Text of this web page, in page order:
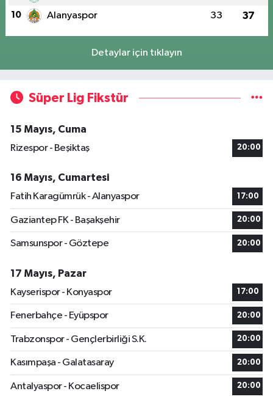
10 Alanyaspor 33 37
Detaylar için tıklayın
Süper Lig Fikstür
15 Mayıs, Cuma
Rizespor - Beşiktaş
20:00
16 Mayıs, Cumartesi
Fatih Karagümrük - Alanyaspor
17:00
Gaziantep FK - Başakşehir 20:00
Samsunspor - Göztepe 20:00
17 Mayıs, Pazar
Kayserispor - Konyaspor
17:00
Fenerbahçe - Eyüpspor 20:00
Trabzonspor - Gençlerbirliği S.K. 20:00
Kasımpaşa - Galatasaray 20:00
Antalyaspor - Kocaelispor 20:00